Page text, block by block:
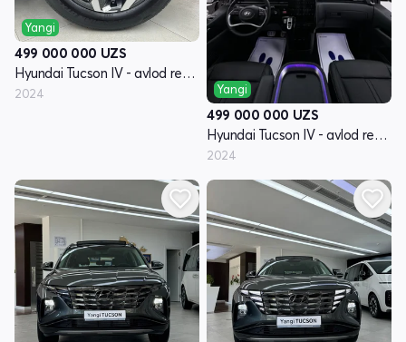
Yangi
499 000 000 UZS
Hyundai Tucson IV - avlod restyling
2024 Yangi
499 000 000 UZS
Hyundai Tucson IV - avlod restyling
2024